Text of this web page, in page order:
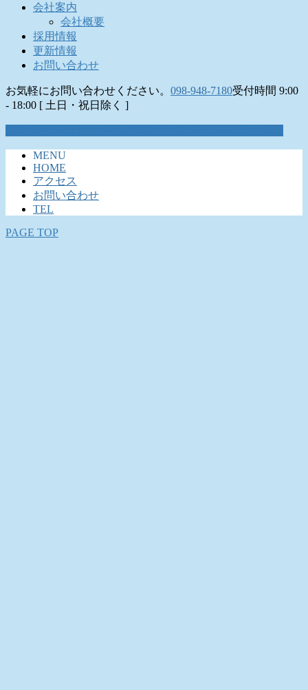
会社案内
会社概要
採用情報
更新情報
お問い合わせ
お気軽にお問い合わせください。 098-948-7180受付時間 9:00
- 18:00 [ 土日・祝日除く ]
MENU
HOME
アクセス
お問い合わせ
TEL
PAGE TOP